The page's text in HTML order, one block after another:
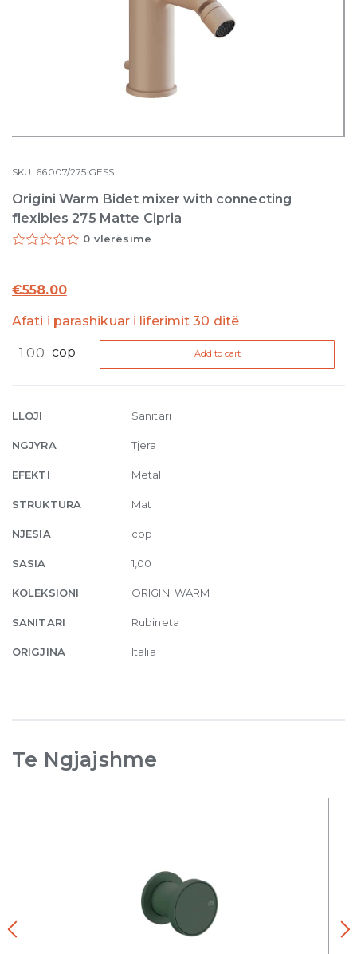
SKU: 66007/275 GESSI
Origini Warm Bidet mixer with connecting
flexibles 275 Matte Cipria
0 vlerësime
€558.00
Afati i parashikuar i liferimit 30 ditë
Warm
with
flexibles
275
Cipria
quantity
cop Add to cart
LLOJI Sanitari
NGJYRA Tjera
EFEKTI Metal
STRUKTURA Mat
NJESIA cop
SASIA 1,00
KOLEKSIONI ORIGINI WARM
SANITARI Rubineta
ORIGJINA Italia
Te Ngjajshme